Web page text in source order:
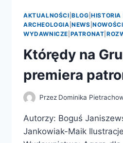
AKTUALNOŚCI |BLOG |HISTORIA
ARCHEOLOGIA |NEWS |NOWOŚCI
WYDAWNICZE PATRONAT
Którędy na
premiera
Przez Dominika
Autorzy: Boguś
Jankowiak-Maik